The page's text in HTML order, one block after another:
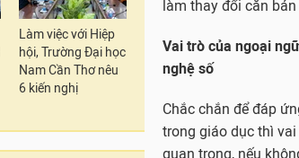
Làm việc với Hiệp
hội, Trường Đại học
Nam Cần Thơ nêu
6 kiến nghị
Chuyển đổi số
đại nhằm đáp ứng
trường học; tạo ra
Đây là một hệ sinh
thuật số; tạo ra trải